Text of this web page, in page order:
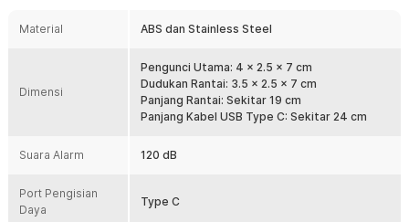
aman dibandingkan kunci biasa. Dengan dual lock, anak-anak tidak
kokoh meskipun digunakan pada pintu yang sering dibuka-tutup.
Fitur Alarm untuk Peringatan Tambahan
Dilengkapi dengan sistem alarm bawaan yang akan berbunyi saat
keamanan tambahan dan memperingatkan Anda secara langsung
kenyamanan.
Material ABS dan Stainless Steel
Dimensi
Pengunci Utama: 4 x 2.5 x 7 cm
Dudukan Rantai: 3.5 x 2.5 x 7 cm
Panjang Rantai: Sekitar 19 cm
Panjang Kabel USB Type C: Sekitar 24 cm
Suara Alarm 120 dB
Port Pengisian
Daya
Type C